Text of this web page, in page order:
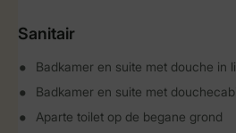
Sanitair
Badkamer en suite met douche in
Badkamer en suite met
Aparte toilet op de begane grond